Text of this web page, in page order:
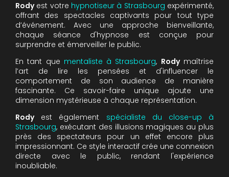
Rodyest votre hypnotiseur à Strasbourg expérimenté,
offrant des spectacles captivants pour tout type
d’événement. Avec une approche bienveillante,
chaque séance d'hypnose est conçue pour
surprendre et émerveiller le public.
En tant que mentaliste à Strasbourg, Rodymaîtrise
l’art de lire les pensées et d'influencer le
comportement de son audience de manière
fascinante. Ce savoir-faire unique ajoute une
dimension mystérieuse à chaque représentation.
Rodyest également spécialiste du close-up à
Strasbourg, exécutant des illusions magiques au plus
près des spectateurs pour un effet encore plus
impressionnant. Ce style interactif crée une connexion
directe avec le public, rendant l'expérience
inoubliable.